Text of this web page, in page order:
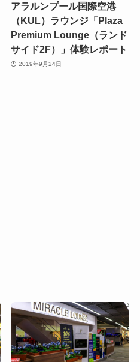
アラルンプール国際空港
（KUL）ラウンジ「Plaza
Premium Lounge（ランド
サイド2F）」体験レポート
2019年9月24日